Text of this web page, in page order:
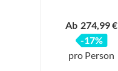
Ab 274,99 €
-17%
pro Person